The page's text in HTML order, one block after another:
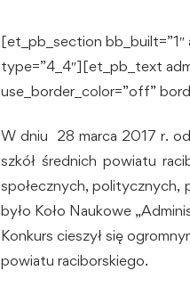
[et_pb_section
type=”4_4″][et_pb_text
use_border_color=”off”
W dniu 28 marca 2017 r.
szkół średnich powiatu
społecznych, politycznych,
było Koło Naukowe
Konkurs cieszył się
powiatu raciborskiego.